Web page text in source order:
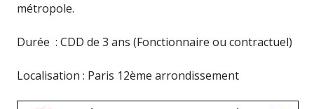
métropole.
Durée : CDD de 3 ans (Fonctionnaire ou contractuel)
Localisation : Paris 12ème arrondissement